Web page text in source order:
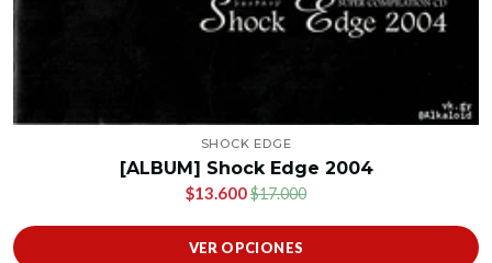
SHOCK EDGE
[ALBUM] Shock Edge 2004
$13.600$17.000
VER OPCIONES